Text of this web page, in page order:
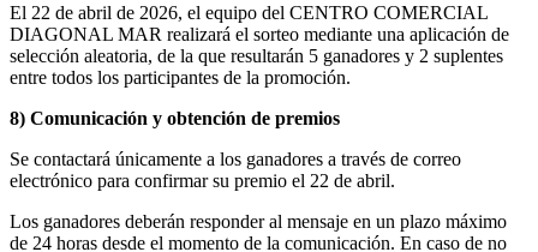
El 22 de abril de 2026, el equipo del CENTRO COMERCIAL
DIAGONAL MAR realizará el sorteo mediante una aplicación de
selección aleatoria, de la que resultarán 5 ganadores y 2 suplentes
entre todos los participantes de la promoción.
8) Comunicación y obtención de premios
Se contactará únicamente a los ganadores a través de correo
electrónico para confirmar su premio el 22 de abril.
Los ganadores deberán responder al mensaje en un plazo máximo
de 24 horas desde el momento de la comunicación. En caso de no